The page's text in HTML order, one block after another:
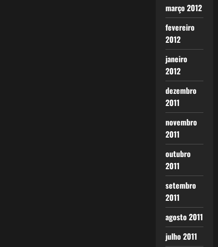
março 2012
fevereiro
2012
janeiro
2012
dezembro
2011
novembro
2011
outubro
2011
setembro
2011
agosto 2011
julho 2011